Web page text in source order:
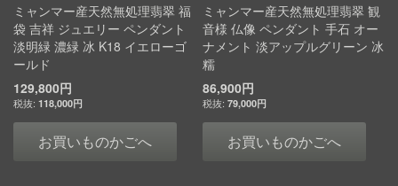
ミャンマー産天然無処理翡翠 福
袋 吉祥 ジュエリー ペンダント
淡明緑 濃緑 冰 K18 イエローゴ
ールド
129,800円
118,000円
お買いものかごへ
ミャンマー産天然無処理翡翠 観
音様 仏像 ペンダント 手石 オー
ナメント 淡アップルグリーン 冰
糯
86,900円
79,000円
お買いものかごへ